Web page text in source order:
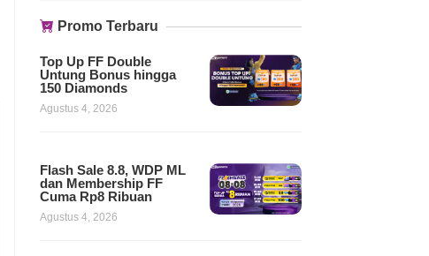
Promo Terbaru
Top Up FF Double
Untung Bonus hingga
150 Diamonds
Agustus 4, 2026
Flash Sale 8.8, WDP ML
dan Membership FF
Cuma Rp8 Ribuan
Agustus 4, 2026